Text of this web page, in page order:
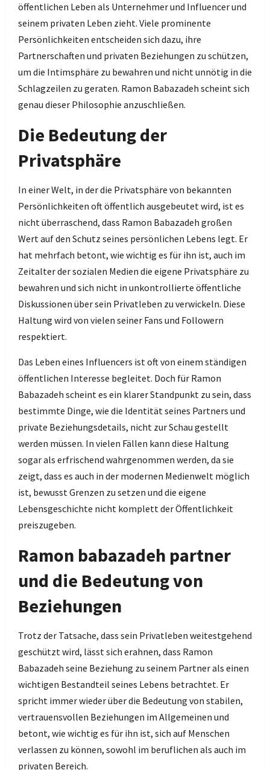
öffentlichen Leben als Unternehmer und Influencer und
seinem privaten Leben zieht. Viele prominente
Persönlichkeiten entscheiden sich dazu, ihre
Partnerschaften und privaten Beziehungen zu schützen,
um die Intimsphäre zu bewahren und nicht unnötig in die
Schlagzeilen zu geraten. Ramon Babazadeh scheint sich
genau dieser Philosophie anzuschließen.
Die Bedeutung der
Privatsphäre
In einer Welt, in der die Privatsphäre von bekannten
Persönlichkeiten oft öffentlich ausgebeutet wird, ist es
nicht überraschend, dass Ramon Babazadeh großen
Wert auf den Schutz seines persönlichen Lebens legt. Er
hat mehrfach betont, wie wichtig es für ihn ist, auch im
Zeitalter der sozialen Medien die eigene Privatsphäre zu
bewahren und sich nicht in unkontrollierte öffentliche
Diskussionen über sein Privatleben zu verwickeln. Diese
Haltung wird von vielen seiner Fans und Followern
respektiert.
Das Leben eines Influencers ist oft von einem ständigen
öffentlichen Interesse begleitet. Doch für Ramon
Babazadeh scheint es ein klarer Standpunkt zu sein, dass
bestimmte Dinge, wie die Identität seines Partners und
private Beziehungsdetails, nicht zur Schau gestellt
werden müssen. In vielen Fällen kann diese Haltung
sogar als erfrischend wahrgenommen werden, da sie
zeigt, dass es auch in der modernen Medienwelt möglich
ist, bewusst Grenzen zu setzen und die eigene
Lebensgeschichte nicht komplett der Öffentlichkeit
preiszugeben.
Ramon babazadeh partner
und die Bedeutung von
Beziehungen
Trotz der Tatsache, dass sein Privatleben weitestgehend
geschützt wird, lässt sich erahnen, dass Ramon
Babazadeh seine Beziehung zu seinem Partner als einen
wichtigen Bestandteil seines Lebens betrachtet. Er
spricht immer wieder über die Bedeutung von stabilen,
vertrauensvollen Beziehungen im Allgemeinen und
betont, wie wichtig es für ihn ist, sich auf Menschen
verlassen zu können, sowohl im beruflichen als auch im
privaten Bereich.